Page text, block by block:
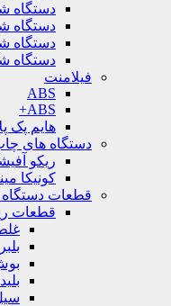
دستگاه
دستگاه
دستگاه
دستگاه
فیلامنت
ABS
ABS+
هایم پک
دستگاه های
ریکو
کونیکا
قطعات
قطعات
بلید